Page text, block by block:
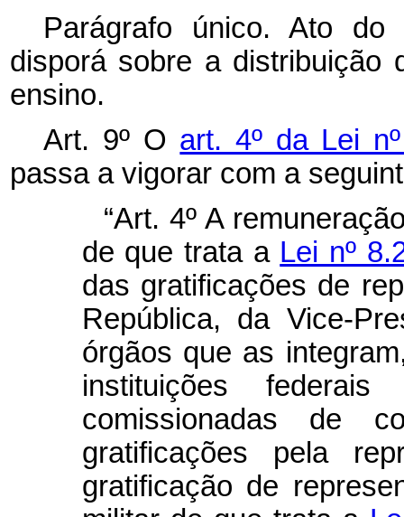
Parágrafo único. Ato
disporá sobre a distribuição
ensino.
Art. 9º O art. 4º da Lei
passa a vigorar com a
“Art. 4º A
de que trata a Lei nº
das gratificações de
República, da Vice-
órgãos que as
instituições
comissionadas de
gratificações pela
gratificação de